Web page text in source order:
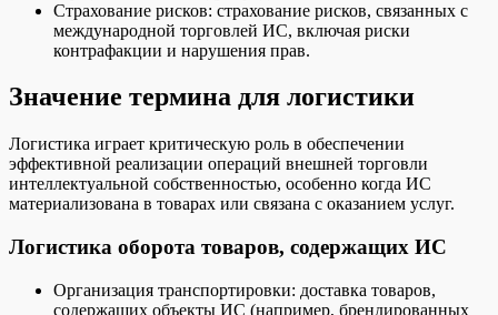
Страхование рисков: страхование рисков, связанных с
международной торговлей ИС, включая риски
контрафакции и нарушения прав.
Значение термина для логистики
Логистика играет критическую роль в обеспечении
эффективной реализации операций внешней торговли
интеллектуальной собственностью, особенно когда ИС
материализована в товарах или связана с оказанием услуг.
Логистика оборота товаров, содержащих ИС
Организация транспортировки: доставка товаров,
содержащих объекты ИС (например, брендированных